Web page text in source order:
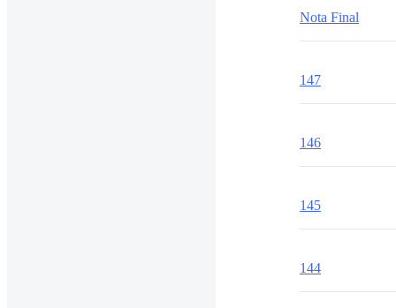
Nota Final
147
146
145
144